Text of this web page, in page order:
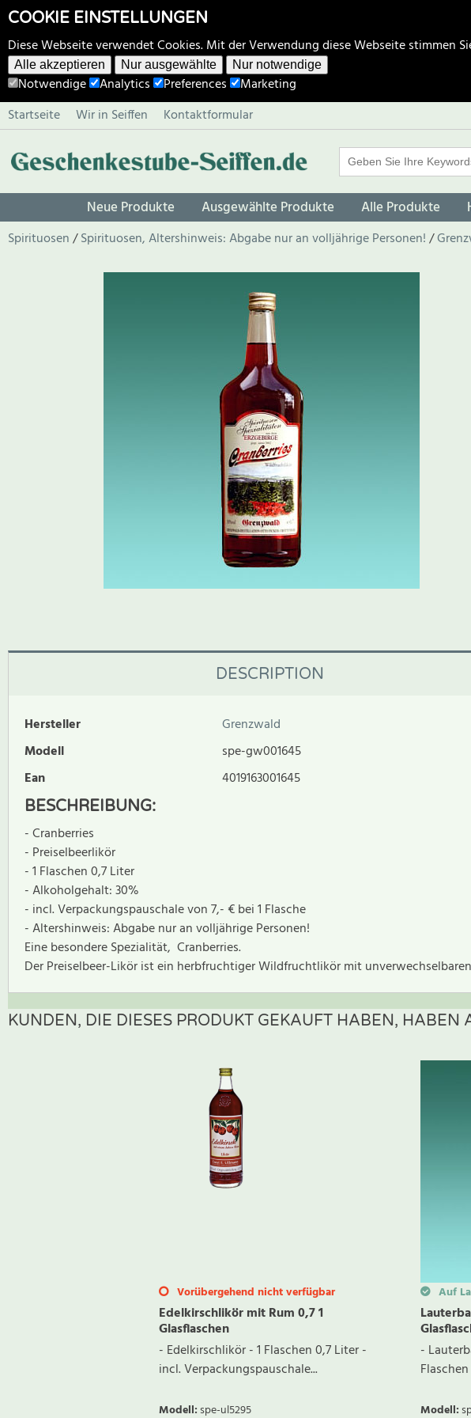
COOKIE EINSTELLUNGEN
Diese Webseite verwendet Cookies. Mit der Verwendung diese Webseite stimmen
Alle akzeptieren Nur ausgewählte Nur notwendige
Notwendige Analytics Preferences
Marketing
Startseite
Wir in Seiffen Kontaktformular
Neue Produkte Ausgewählte Produkte Alle Produkte
Spirituosen Spirituosen, Altershinweis: Abgabe nur an volljährige Personen!
DESCRIPTION
Hersteller
Grenzwald
Modell
spe-gw001645
Ean
4019163001645
BESCHREIBUNG:
- Cranberries
- Preiselbeerlikör
- 1 Flaschen 0,7 Liter
- Alkoholgehalt: 30%
- incl. Verpackungspauschale von 7,- € bei 1 Flasche
- Altershinweis: Abgabe nur an volljährige Personen!
Eine besondere Spezialität, Cranberries.
Der Preiselbeer-Likör ist ein herbfruchtiger Wildfruchtlikör mit
Zur Zeit gibt es keine Produktrezensionen. Sei der erste, der Bewertung schreiben
KUNDEN, DIE DIESES PRODUKT GEKAUFT HABEN, HABEN
Vorübergehend nicht verfügbar
Edelkirschlikör mit Rum 0,7 1
Glasflaschen
- Edelkirschlikör - 1 Flaschen 0,7 Liter -
incl. Verpackungspauschale...
Modell:spe-ul5295
Auf
-
Modell: